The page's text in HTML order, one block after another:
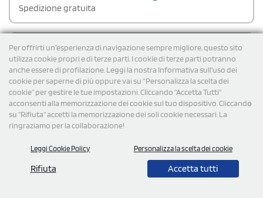
Per offrirti un'esperienza di navigazione sempre migliore, questo sito
utilizza cookie propri e di terze parti. I cookie di terze parti potranno
anche essere di profilazione. Leggi la nostra Informativa sull’uso dei
cookie per saperne di più oppure vai su “Personalizza la scelta dei
cookie” per gestire le tue impostazioni. Cliccando "Accetta Tutti"
acconsenti alla memorizzazione dei cookie sul tuo dispositivo. Cliccando
su "Rifiuta" accetti la memorizzazione dei soli cookie necessari. La
ringraziamo per la collaborazione!
Leggi Cookie Policy Personalizza la scelta dei cookie
Rifiuta Accetta tutti
Spedizione gratuita
Cod: FR612120